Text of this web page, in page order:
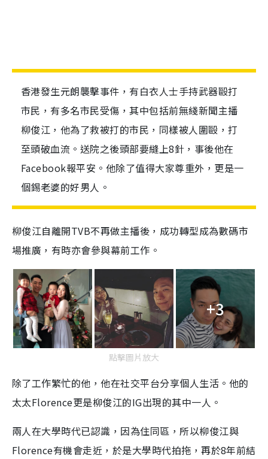
香港發生元朗襲擊事件，有白衣人士手持武器毆打
市民，有多名市民受傷，其中包括前無綫新聞主播
柳俊江，他為了救被打的市民，同樣被人圍毆，打
至頭破血流。送院之後頭部要縫上8針，事後他在
Facebook報平安。他除了值得大家尊重外，更是一
個錫老婆的好男人。
柳俊江自離開TVB不再做主播後，成功轉型成為數碼市
場推廣，有時亦會參與幕前工作。
+3
點擊圖片放大
除了工作繁忙的他，他在社交平台分享個人生活。他的
太太Florence更是柳俊江的IG出現的其中一人。
兩人在大學時代已認識，因為住同區，所以柳俊江與
Florence有機會走近，於是大學時代拍拖，再於8年前結